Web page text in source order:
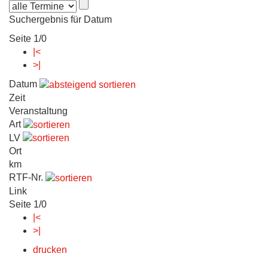
Suchergebnis für Datum
Seite 1/0
|<
>|
Datum
Zeit
Veranstaltung
Art
LV
Ort
km
RTF-Nr.
Link
Seite 1/0
|<
>|
drucken